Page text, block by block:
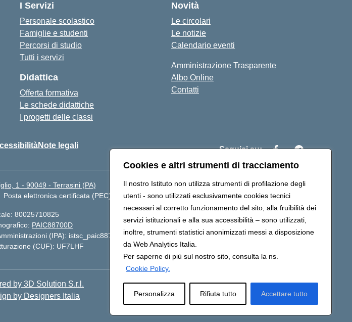
Cookies e altri strumenti di tracciamento
Il nostro Istituto non utilizza strumenti di profilazione degli
utenti - sono utilizzati esclusivamente cookies tecnici
necessari al corretto funzionamento del sito, alla fruibilità dei
servizi istituzionali e alla sua accessibilità – sono utilizzati,
inoltre, strumenti statistici anonimizzati messi a disposizione
da Web Analytics Italia.
Per saperne di più sul nostro sito, consulta la ns.
Cookie Policy.
Personalizza Rifiuta tutto Accettare tutto
I Servizi
Personale scolastico
Famiglie e studenti
Percorsi di studio
Tutti i servizi
Didattica
Offerta formativa
Le schede didattiche
I progetti delle classi
Novità
Le circolari
Le notizie
Calendario eventi
Amministrazione Trasparente
Albo Online
Contatti
Note legali Seguici su:
1 - 90049 - Terrasini (PA)
Posta elettronica certificata (PEC): paic88700d@pec.istruzione.it
80025710825
PAIC88700D
(IPA): istsc_paic88700d
(CUF): UF7LHF
by 3D Solution S.r.l.
by Designers Italia